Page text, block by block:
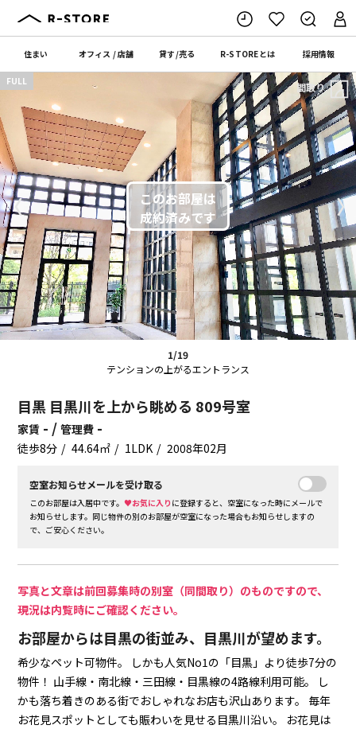
住まい オフィス /店舗 貸す/売る R-STOREとは 採用情報
1/19
テンションの上がるエントランス
〈 〉
FULL 間取り
目黒 目黒川を上から眺める 809号室
家賃 - /管理費 -
徒歩8分 44.64㎡ 1LDK 2008年02月
空室お知らせメールを受け取る
このお部屋は入居中です。♥お気に入り に登録すると、空室になった時にメールで
お知らせします。同じ物件の別のお部屋が空室になった場合もお知らせしますの
で、ご安心ください。
写真と文章は前回募集時の別室（同間取り）のものですので、
現況は内覧時にご確認ください。
お部屋からは目黒の街並み、目黒川が望めます。
希少なペット可物件。
しかも人気No1の「目黒」より徒歩7分の
物件！ 山手線・南北線・三田線・目黒線の4路線利用可能。
し
かも落ち着きのある街でおしゃれなお店も沢山あります。
毎年
お花見スポットとしても賑わいを見せる目黒川沿い。
お花見は